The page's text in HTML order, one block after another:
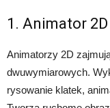
1. Animator 2D
Animatorzy 2D
dwuwymiarowych.
rysowanie klatek,